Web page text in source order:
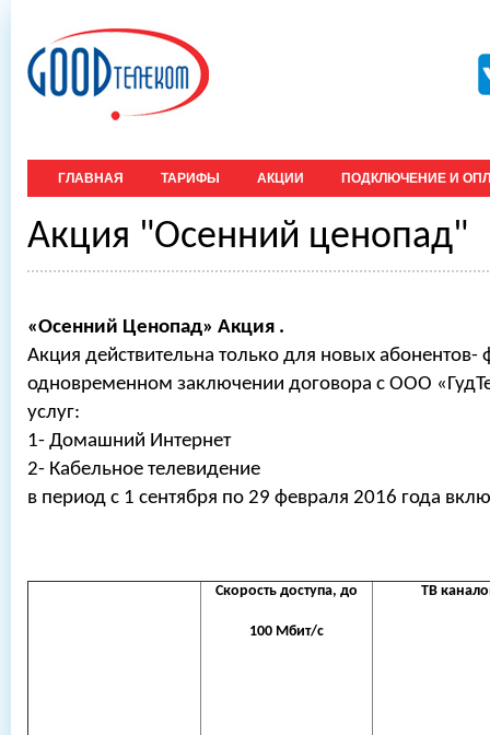
ГЛАВНАЯ ТАРИФЫ АКЦИИ ПОДКЛЮЧЕНИЕ И
Акция "Осенний ценопад"
«Осенний Ценопад» Акция .
Акция действительна только для новых абонентов-
одновременном заключении договора с ООО
услуг:
1- Домашний Интернет
2- Кабельное телевидение
в период с 1 сентября по 29 февраля 2016 года
Скорость доступа, до
100 Мбит/с
ТВ